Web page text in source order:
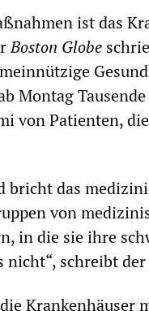
ist das
Boston Globe
Montag
von Patienten,
bricht das
von
in die sie ihre
nicht“, schreibt
Krankenhäuser